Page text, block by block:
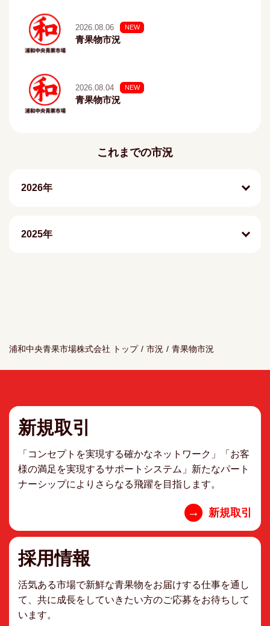
2026.08.06 NEW
青果物市況
2026.08.04 NEW
青果物市況
これまでの市況
2026年
2025年
浦和中央青果市場株式会社 トップ / 市況 / 青果物市況
新規取引
「コンセプトを実現する確かなネットワーク」「お客
様の満足を実現するサポートシステム」新たなパート
ナーシップによりさらなる飛躍を目指します。
→ 新規取引
採用情報
活気ある市場で新鮮な青果物をお届けする仕事を通し
て、共に成長をしていきたい方のご応募をお待ちして
います。